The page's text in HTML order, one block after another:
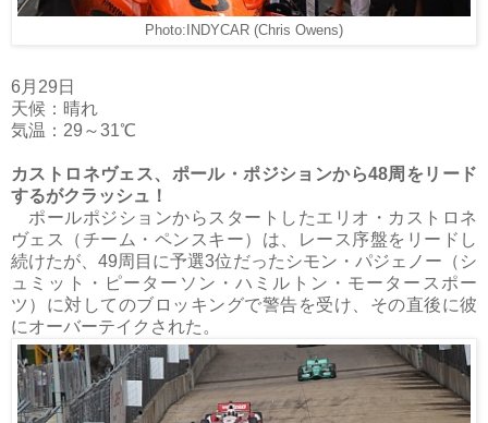
Photo:INDYCAR (Chris Owens)
6月29日
天候：晴れ
気温：29～31℃
カストロネヴェス、ポール・ポジションから48周をリード
するがクラッシュ！
ポールポジションからスタートしたエリオ・カストロネ
ヴェス（チーム・ペンスキー）は、レース序盤をリードし
続けたが、49周目に予選3位だったシモン・パジェノー（シ
ュミット・ピーターソン・ハミルトン・モータースポー
ツ）に対してのブロッキングで警告を受け、その直後に彼
にオーバーテイクされた。